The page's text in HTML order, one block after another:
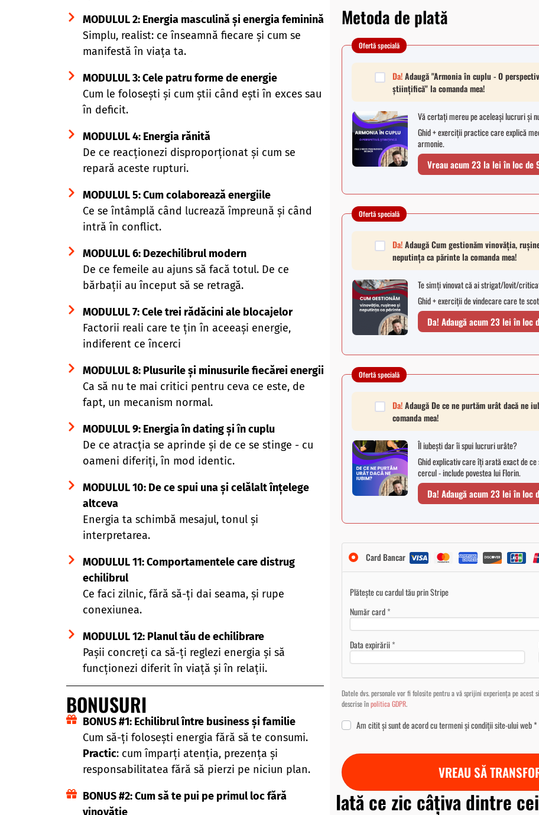
MODULUL 2: Energia masculină și energia feminină
Simplu, realist: ce înseamnă fiecare și cum se
manifestă în viața ta.
MODULUL3: Cele patru forme de energie
Cum le folosești și cum știi când ești în exces sau
în deficit.
MODULUL4: Energia rănită
De ce reacționezi disproporționat și cum se
repară aceste rupturi.
MODULUL5: Cum colaborează energiile
Ce se întâmplă când lucrează împreună și când
intră în conflict.
MODULUL 6: Dezechilibrul modern
De ce femeile au ajuns să facă totul. De ce
bărbații au început să se retragă.
MODULUL 7: Cele trei rădăcini ale blocajelor
Factorii reali care te țin în aceeași energie,
indiferent ce încerci
MODULUL 8: Plusurile și minusurile fiecărei energii
Ca să nu te mai critici pentru ceva ce este, de
fapt, un mecanism normal.
MODULUL 9: Energia în dating și în cuplu
De ce atracția se aprinde și de ce se stinge - cu
oameni diferiți, în mod identic.
MODULUL 10: De ce spui una și celălalt înțelege
altceva
Energia ta schimbă mesajul, tonul și
interpretarea.
MODULUL 11: Comportamentele care distrug
echilibrul
Ce faci zilnic, fără să-ți dai seama, și rupe
conexiunea.
MODULUL 12: Planul tău de echilibrare
Pașii concreți ca să-ți reglezi energia și să
funcționezi diferit în viață și în relații.
BONUSURI
BONUS #1: Echilibrul între business și familie
Cum să-ți folosești energia fără să te consumi.
Practic: cum împarți atenția, prezența și
responsabilitatea fără să pierzi pe niciun plan.
BONUS #2: Cum să te pui pe primul loc fără
vinovăție
Metoda de plată
Ofertă specială
Da!Adaugă"Armonia în cuplu - O
științifică"la comanda mea!
Vă certați mereu pe aceleași lucruri și
Ghid + exerciții practice care explică
armonie.
Vreau acum 23 la lei în loc de
Ofertă specială
Da!Adaugă Cum gestionăm vinovăția,
neputința ca părinte la comanda mea!
Te simți vinovat că ai strigat/lovit/
Ghid + exerciții de vindecare care te
Da! Adaugă acum 23 lei în loc
Ofertă specială
Da!Adaugă De ce ne purtăm urât dacă ne
comanda mea!
Îl iubești dar îi spui lucruri urâte?
Ghid explicativ care îți arată exact de
cercul - include povestea lui Florin.
Da! Adaugă acum 23 lei în loc
Card Bancar
Plătește cu cardul tău prin Stripe
Număr card*
Data expirării*
Datele dvs. personale vor fi folosite pentru a vă sprijini experiența pe acest
descrise înpolitica GDPR.
Am citit și sunt de acord cutermeni și condițiisite-ului web*
VREAU SĂ
Iată ce zic câțiva dintre